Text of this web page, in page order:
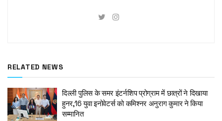
RELATED NEWS
दिल्ली पुलिस के समर इंटर्नशिप प्रोग्राम में छात्रों ने दिखाया
हुनर,16 युवा इनोवेटर्स को कमिश्नर अनुराग कुमार ने किया
सम्मानित